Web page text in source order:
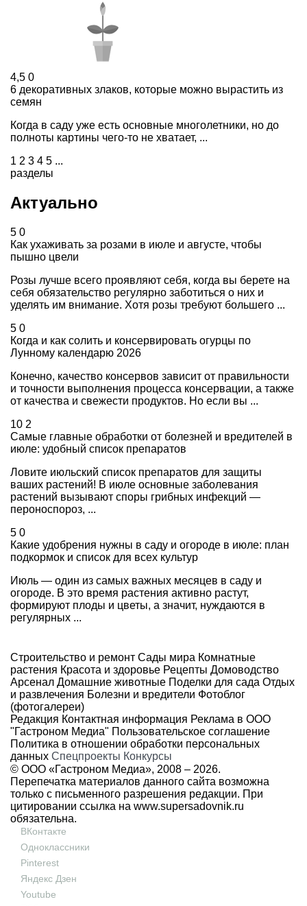
4,5 0
6 декоративных злаков, которые можно вырастить из
семян
​Когда в саду уже есть основные многолетники, но до
полноты картины чего-то не хватает, ...
1 2 3 4 5 ...
разделы
Актуально
5 0
Как ухаживать за розами в июле и августе, чтобы
пышно цвели
Розы лучше всего проявляют себя, когда вы берете на
себя обязательство регулярно заботиться о них и
уделять им внимание. Хотя розы требуют большего ...
5 0
Когда и как солить и консервировать огурцы по
Лунному календарю 2026
Конечно, качество консервов зависит от правильности
и точности выполнения процесса консервации, а также
от качества и свежести продуктов. Но если вы ...
10 2
Самые главные обработки от болезней и вредителей в
июле: удобный список препаратов
Ловите июльский список препаратов для защиты
ваших растений! В июле основные заболевания
растений вызывают споры грибных инфекций —
пероноспороз, ...
5 0
Какие удобрения нужны в саду и огороде в июле: план
подкормок и список для всех культур
Июль — один из самых важных месяцев в саду и
огороде. В это время растения активно растут,
формируют плоды и цветы, а значит, нуждаются в
регулярных ...
Строительство и ремонт Сады мира Комнатные
растения Красота и здоровье Рецепты Домоводство
Арсенал Домашние животные Поделки для сада Отдых
и развлечения Болезни и вредители Фотоблог
(фотогалереи)
Редакция Контактная информация Реклама в ООО
"Гастроном Медиа" Пользовательское соглашение
Политика в отношении обработки персональных
данных Спецпроекты Конкурсы
© ООО «Гастроном Медиа», 2008 – 2026.
Перепечатка материалов данного сайта возможна
только с письменного разрешения редакции. При
цитировании ссылка на www.supersadovnik.ru
обязательна.
ВКонтакте
Одноклассники
Pinterest
Яндекс Дзен
Youtube